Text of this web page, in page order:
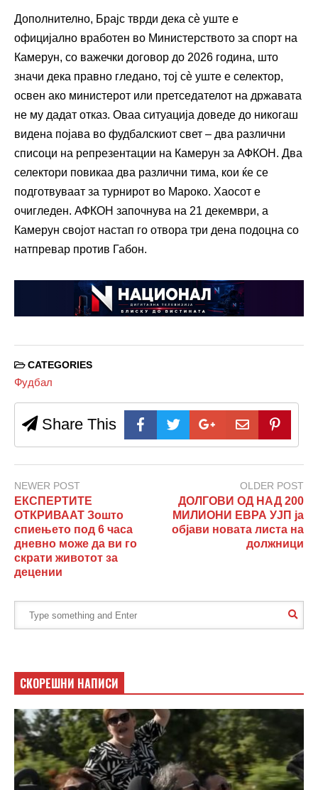
Дополнително, Брајс тврди дека сè уште е
официјално вработен во Министерството за спорт на
Камерун, со важечки договор до 2026 година, што
значи дека правно гледано, тој сè уште е селектор,
освен ако министерот или претседателот на државата
не му дадат отказ. Оваа ситуација доведе до никогаш
видена појава во фудбалскиот свет – два различни
списоци на репрезентации на Камерун за АФКОН. Два
селектори повикаа два различни тима, кои ќе се
подготвуваат за турнирот во Мароко. Хаосот е
очигледен. АФКОН започнува на 21 декември, а
Камерун својот настап го отвора три дена подоцна со
натпревар против Габон.
CATEGORIES
Фудбал
Share This
NEWER POST
ЕКСПЕРТИТЕ
ОТКРИВААТ Зошто
спиењето под 6 часа
дневно може да ви го
скрати животот за
децении
OLDER POST
ДОЛГОВИ ОД НАД 200
МИЛИОНИ ЕВРА УЈП ја
објави новата листа на
должници
СКОРЕШНИ НАПИСИ